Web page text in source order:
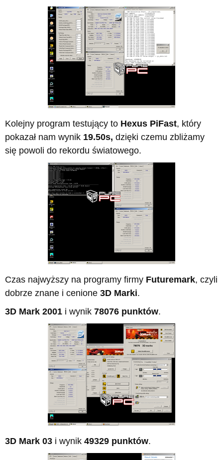
Kolejny program testujący to Hexus PiFast, który
pokazał nam wynik 19.50s, dzięki czemu zbliżamy
się powoli do rekordu światowego.
Czas najwyższy na programy firmy Futuremark, czyli
dobrze znane i cenione 3D Marki.
3D Mark 2001 i wynik 78076 punktów.
3D Mark 03 i wynik 49329 punktów.